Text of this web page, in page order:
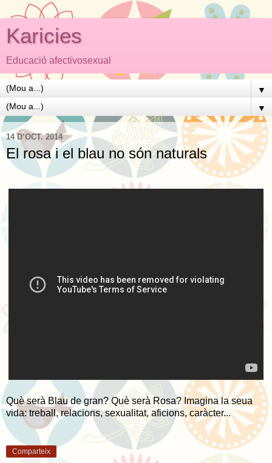
Karicies
Educació afectivosexual
▼
▼
14 D’OCT. 2014
El rosa i el blau no són naturals
Què serà Blau de gran? Què serà Rosa? Imagina la seua
vida: treball, relacions, sexualitat, aficions, caràcter...
Comparteix